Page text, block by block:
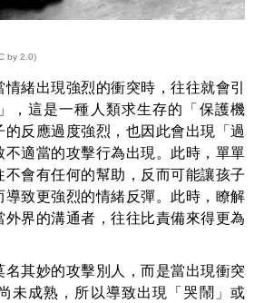
by 2.0)
緒出現強烈的衝突時，往往就會引
，這是一種人類求生存的「保護機
反應過度強烈，也因此會出現「過
不適當的攻擊行為出現。此時，單單
不會有任何的幫助，反而可能讓孩子
導致更強烈的情緒反彈。此時，瞭解
界的溝通者，往往比責備來得更為
其妙的攻擊別人，而是當出現衝突
未成熟，所以導致出現「哭鬧」或